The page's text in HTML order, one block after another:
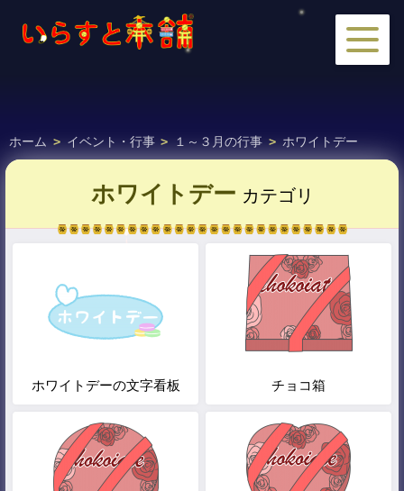
ホーム > イベント・行事 > １～３月の行事 > ホワイトデー
ホワイトデー カテゴリ
ホワイトデーの文字看板 チョコ箱